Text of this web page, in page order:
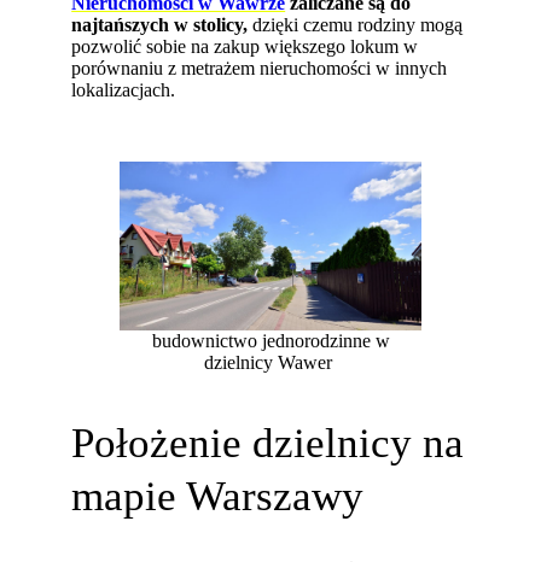
najtańszych w stolicy, dzięki czemu rodziny mogą
pozwolić sobie na zakup większego lokum w
porównaniu z metrażem nieruchomości w innych
lokalizacjach.
budownictwo jednorodzinne w
dzielnicy Wawer
Położenie dzielnicy na
mapie Warszawy